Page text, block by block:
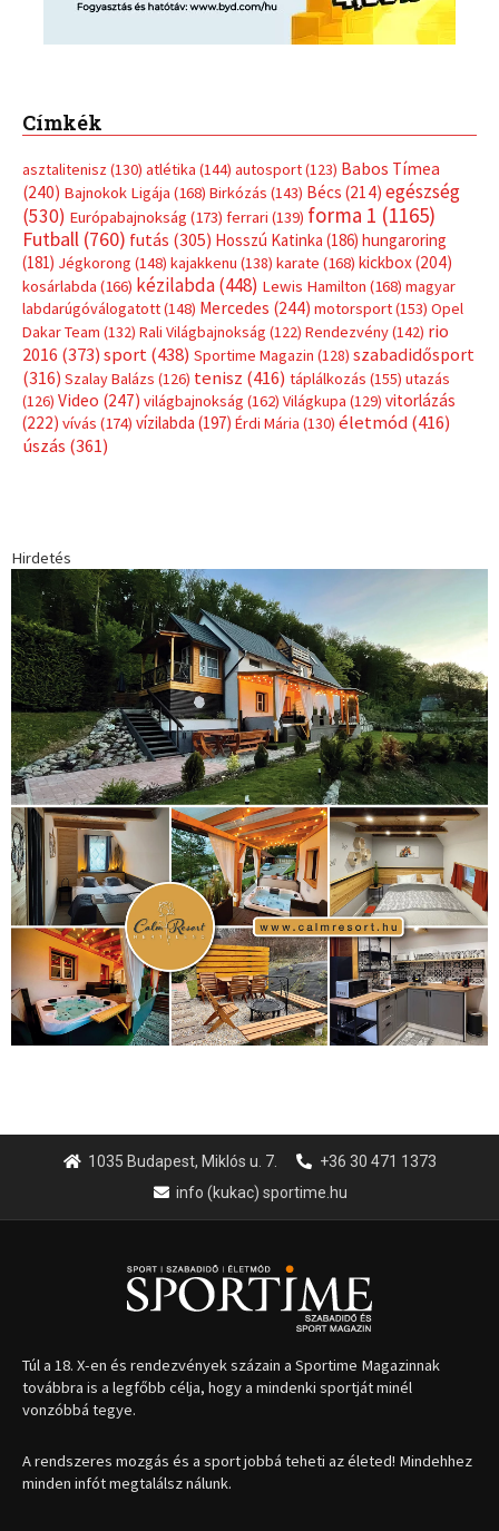
Címkék
asztalitenisz (130) atlétika (144) autosport(123) Babos Tímea
(240) Bajnokok Ligája (168) Birkózás (143) Bécs (214) egészség
(530) Európabajnokság (173) ferrari (139) forma 1 (1165)
Futball (760) futás (305) Hosszú Katinka (186) hungaroring
(181) Jégkorong (148) kajakkenu (138) karate (168) kickbox(204)
kosárlabda (166) kézilabda(448) Lewis Hamilton (168) magyar
labdarúgóválogatott(148) Mercedes (244) motorsport(153) Opel
Dakar Team (132) Rali Világbajnokság (122) Rendezvény(142) rio
2016 (373) sport(438) Sportime Magazin (128) szabadidősport
(316) Szalay Balázs (126) tenisz (416) táplálkozás (155) utazás
(126) Video (247) világbajnokság (162) Világkupa (129) vitorlázás
(222) vívás (174) vízilabda (197) Érdi Mária (130) életmód(416)
úszás (361)
Hirdetés
1035 Budapest, Miklós u. 7.
+36 30 471 1373
info (kukac) sportime.hu
Túl a 18. X-en és rendezvények százain a Sportime Magazinnak
továbbra is a legfőbb célja, hogy a mindenki sportját minél
vonzóbbá tegye.
A rendszeres mozgás és a sport jobbá teheti az életed! Mindehhez
minden infót megtalálsz nálunk.